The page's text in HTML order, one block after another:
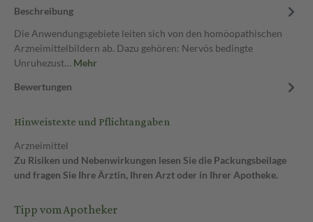
Beschreibung
Die Anwendungsgebiete leiten sich von den homöopathischen
Arzneimittelbildern ab. Dazu gehören: Nervös bedingte
Unruhezust… Mehr
Bewertungen
Hinweistexte und Pflichtangaben
Arzneimittel
Zu Risiken und Nebenwirkungen lesen Sie die Packungsbeilage
und fragen Sie Ihre Ärztin, Ihren Arzt oder in Ihrer Apotheke.
Tipp vom Apotheker